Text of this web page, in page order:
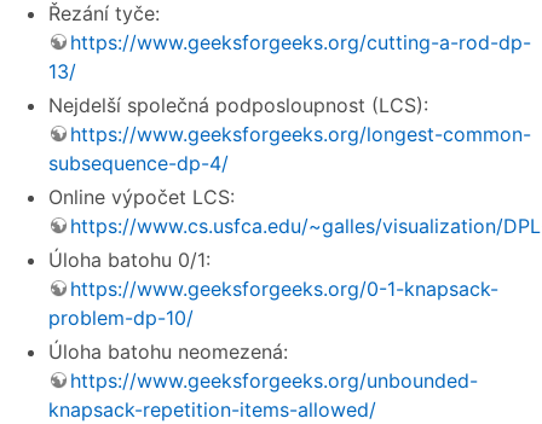
Řezání tyče:
https://www.geeksforgeeks.org/cutting-a-rod-dp-
13/
Nejdelší společná podposloupnost (LCS):
https://www.geeksforgeeks.org/longest-common-
subsequence-dp-4/
Online výpočet LCS:
https://www.cs.usfca.edu/~galles/visualization/
Úloha batohu 0/1:
https://www.geeksforgeeks.org/0-1-knapsack-
problem-dp-10/
Úloha batohu neomezená:
https://www.geeksforgeeks.org/unbounded-
knapsack-repetition-items-allowed/